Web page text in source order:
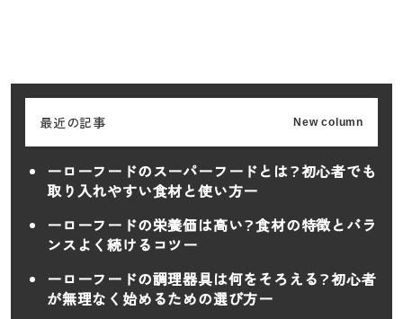
最近の記事 New column
ーローフードのスーパーフードとは？初心者でも
取り入れやすい食材と使い方ー
ーローフードの栄養価は高い？食材の特徴とバラ
ンスよく続けるコツー
ーローフードの調理器具は何をそろえる？初心者
が無理なく始めるための選び方ー